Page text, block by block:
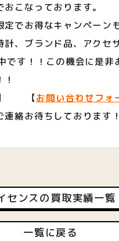
こなっております。
定でお得なキャンペーン
計、ブランド品、アクセ
です！！この機会に是非
【お問い合わせフォ
連絡お待ちしております
センスの買取実績一覧
一覧に戻る